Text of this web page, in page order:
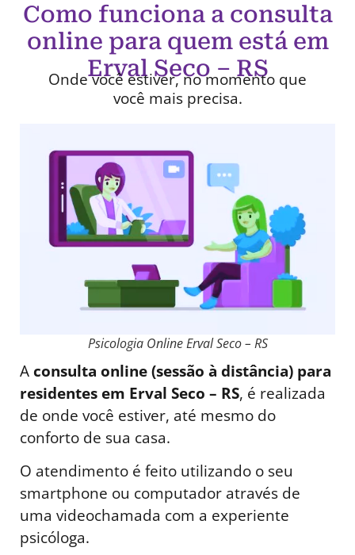
Como funciona a consulta
online para quem está em
Erval Seco – RS
Onde você estiver, no momento que
você mais precisa.
Psicologia Online Erval Seco – RS
Aconsulta online (sessão à distância) para
residentes em Erval Seco – RS, é realizada
de onde você estiver, até mesmo do
conforto de sua casa.
O atendimento é feito utilizando o seu
smartphone ou computador através de
uma videochamada com a experiente
psicóloga.